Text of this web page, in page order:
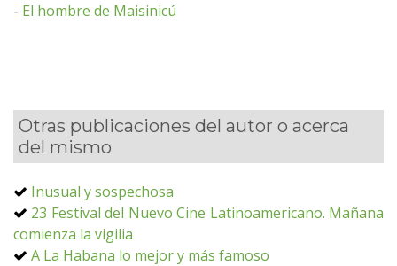
- El hombre de Maisinicú
Otras publicaciones del autor o acerca
del mismo
Inusual y sospechosa
23 Festival del Nuevo Cine Latinoamericano. Mañana
comienza la vigilia
A La Habana lo mejor y más famoso